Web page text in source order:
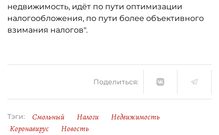
недвижимость, идёт по пути оптимизации
налогообложения, по пути более объективного
взимания налогов".
Поделиться:
Тэги: Смольный Налоги
Недвижимость
Коронавирус
Новость